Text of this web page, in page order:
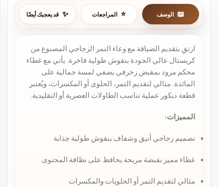
الوصف المراجعات قد يعجبك أيضًا
ارتقِ بتقديم الضيافة مع وعاء التمر الزجاجي المصنوع من
كريستال عالي الجودة بنقوش طولية فاخرة. يأتي مع غطاء
محكم مزود بمقبض زخرفي يضفي لمسة جمالية على
المائدة. مثالي لتقديم التمر، الحلوى أو المكسرات، ويُعتبر
قطعة ديكور عملية تناسب الطاولات العصرية أو التقليدية.
المميزات:
تصميم زجاجي أنيق وشفاف بنقوش طولية جذابة
غطاء مميز بقبضة مريحة يحافظ على نظافة المحتوى
مثالي لتقديم التمر أو الحلويات والمكسرات